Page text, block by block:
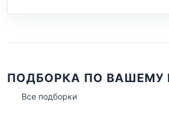
ПОДБОРКА ПО ВАШЕМУ
Все подборки